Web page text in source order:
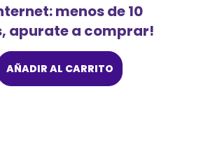
menos de 10
apurate a comprar!
AÑADIR AL CARRITO